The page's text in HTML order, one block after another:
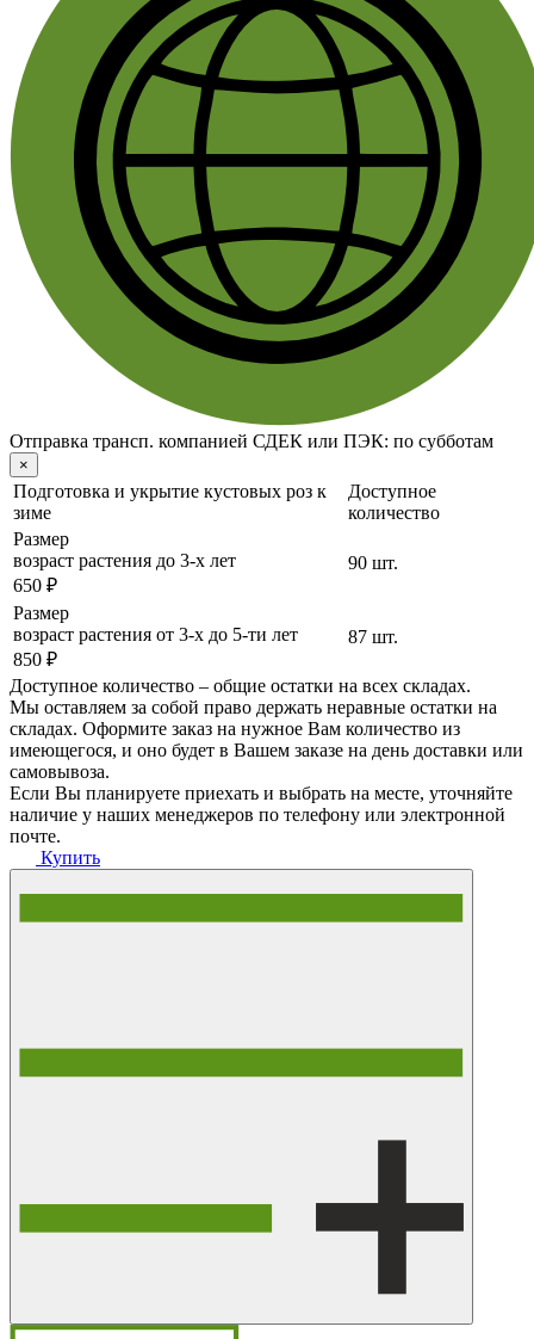
Отправка трансп. компанией СДЕК или ПЭК: по субботам
×
Подготовка и укрытие кустовых роз к
зиме
Доступное
количество
Размер
возраст растения до 3-х лет
650 ₽
90 шт.
Размер
возраст растения от 3-х до 5-ти лет
850 ₽
87 шт.
Доступное количество – общие остатки на всех складах.
Мы оставляем за собой право держать неравные остатки на
складах. Оформите заказ на нужное Вам количество из
имеющегося, и оно будет в Вашем заказе на день доставки или
самовывоза.
Если Вы планируете приехать и выбрать на месте, уточняйте
наличие у наших менеджеров по телефону или электронной
почте.
Купить